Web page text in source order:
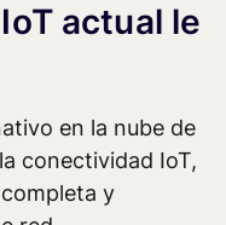
actual le
en la nube de
conectividad IoT,
y